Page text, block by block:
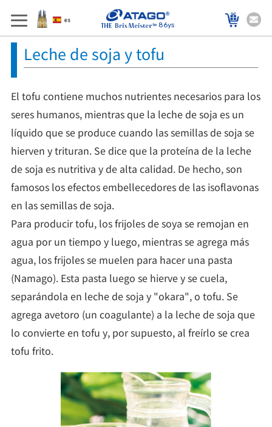
86ys
Leche de soja y tofu
El tofu contiene muchos nutrientes necesarios para los
seres humanos, mientras que la leche de soja es un
líquido que se produce cuando las semillas de soja se
hierven y trituran. Se dice que la proteína de la leche
de soja es nutritiva y de alta calidad. De hecho, son
famosos los efectos embellecedores de las isoflavonas
en las semillas de soja.
Para producir tofu, los frijoles de soya se remojan en
agua por un tiempo y luego, mientras se agrega más
agua, los frijoles se muelen para hacer una pasta
(Namago). Esta pasta luego se hierve y se cuela,
separándola en leche de soja y "okara", o tofu. Se
agrega avetoro (un coagulante) a la leche de soja que
lo convierte en tofu y, por supuesto, al freírlo se crea
tofu frito.